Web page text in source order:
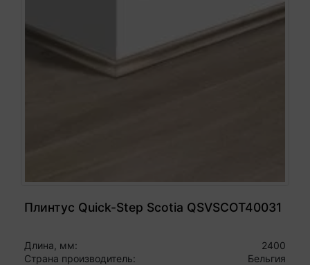
Плинтус Quick-Step Scotia QSVSCOT40031
Длина, мм:
2400
Страна производитель:
Бельгия